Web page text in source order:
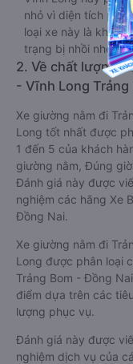
nhỏ vì diện tích
loại xe này là
trạng bị nhồi nhét
2. Về chất lượng,
- Vĩnh Long
Xe giường nằm đi
Long tốt nhất được
1 đến 5 của khách
giường nằm, Đúng
Đánh giá này được
nghiệm các hãng Xe
Đồng Nai.
Xe giường nằm đi
Long được phân loại
Trảng Bom - Đồng
điểm dựa trên các
lượng phục vụ.
Đánh giá này được
nghiệm dịch vụ của